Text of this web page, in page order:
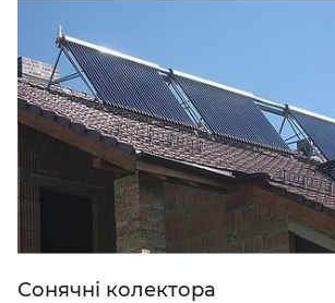
Сонячні колектора